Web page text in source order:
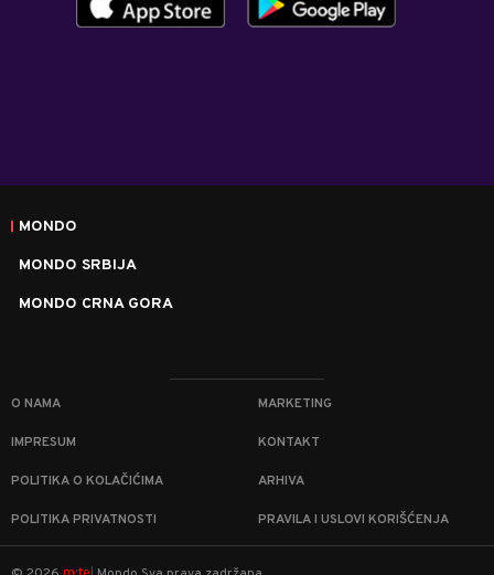
MONDO
MONDO SRBIJA
MONDO CRNA GORA
O NAMA MARKETING
IMPRESUM KONTAKT
POLITIKA O KOLAČIĆIMA ARHIVA
POLITIKA PRIVATNOSTI PRAVILA I USLOVI KORIŠĆENJA